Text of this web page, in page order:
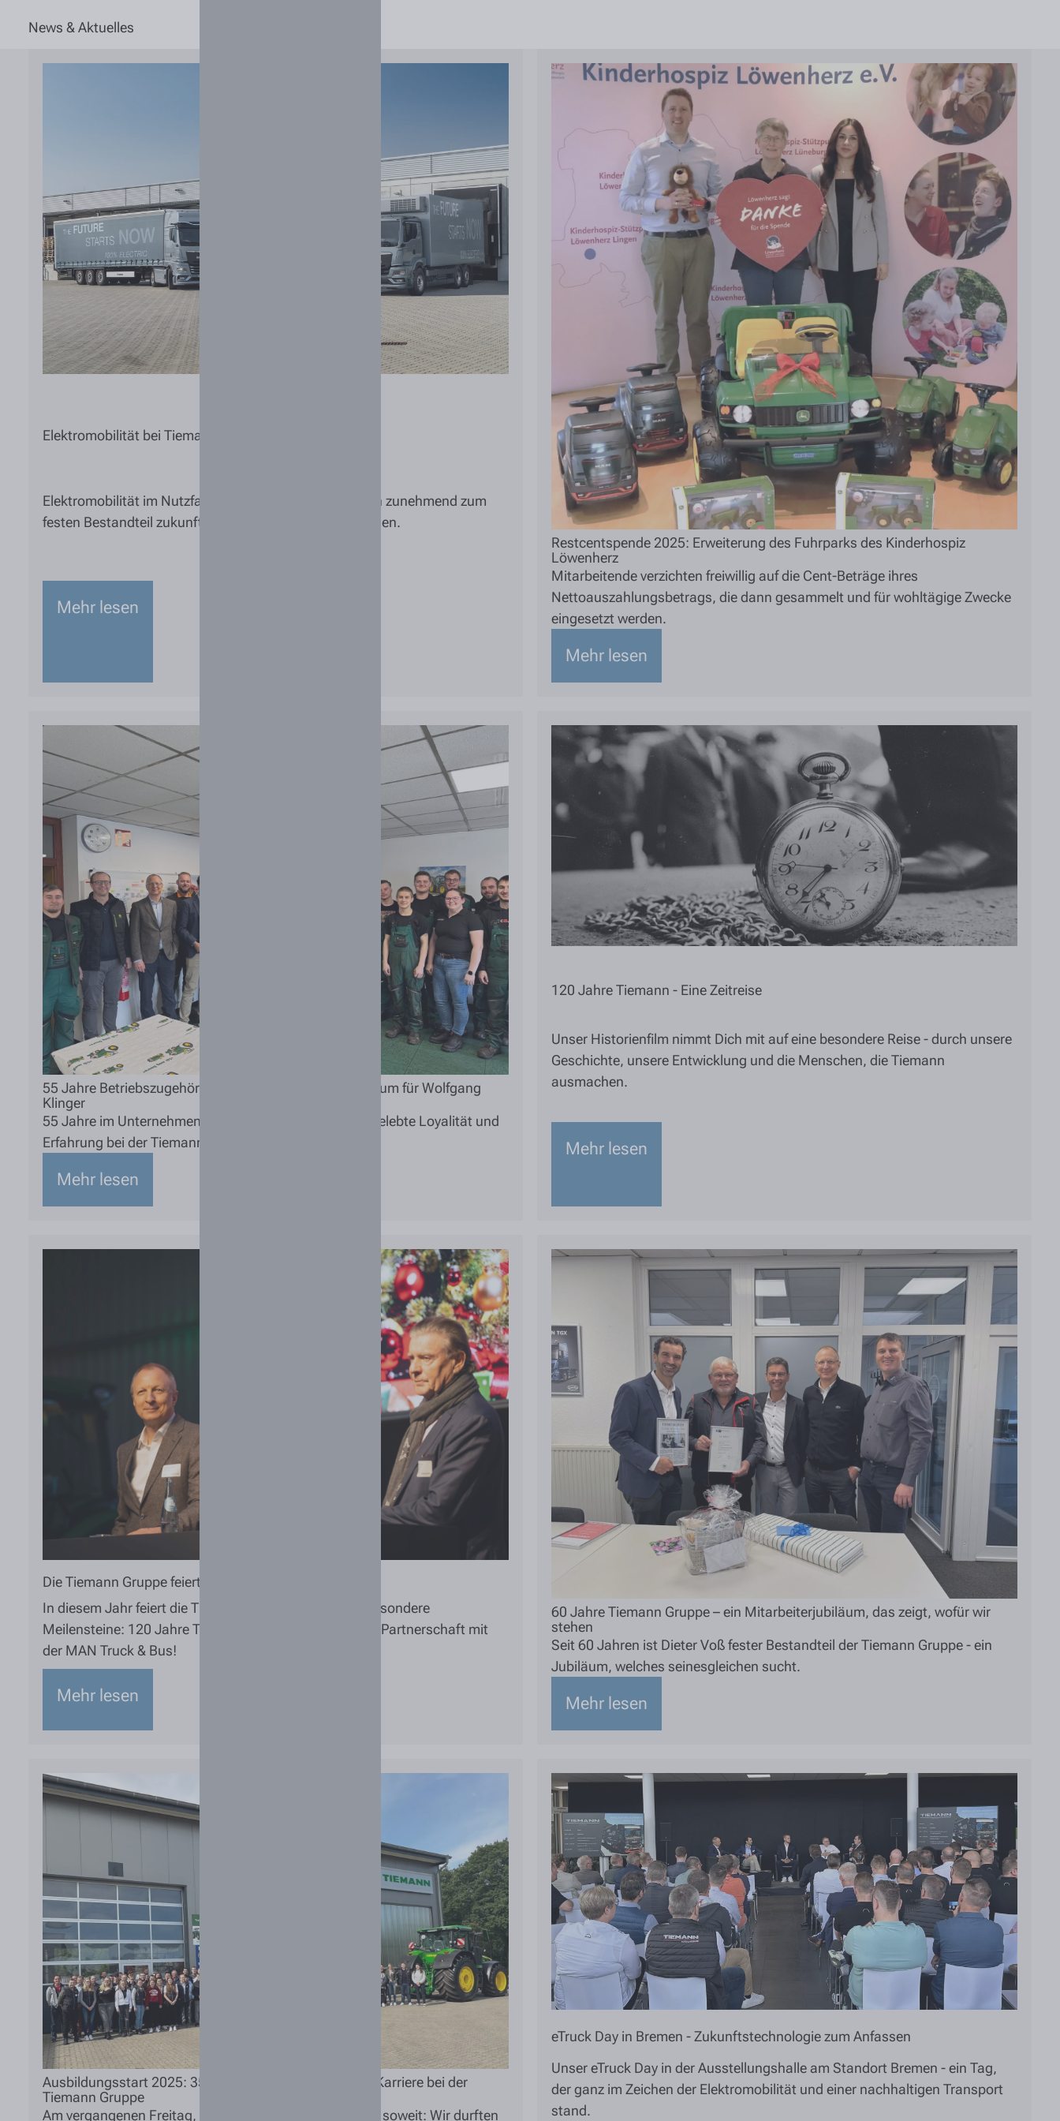
News & Aktuelles
Elektromobilität bei Tiemann & Behrens Gruppe
Elektromobilität im Nutzfahrzeugbereich entwickelt sich zunehmend zum
festen Bestandteil zukunftsorientierter Transportlösungen.
Mehr lesen
Restcentspende 2025: Erweiterung des Fuhrparks des Kinderhospiz
Löwenherz
Mitarbeitende verzichten freiwillig auf die Cent-Beträge ihres
Nettoauszahlungsbetrags, die dann gesammelt und für wohltägige Zwecke
eingesetzt werden.
Mehr lesen
55 Jahre Betriebszugehörigkeit – ein besonderes Jubiläum für Wolfgang
Klinger
55 Jahre im Unternehmen: Wolfgang Klinger steht für gelebte Loyalität und
Erfahrung bei der Tiemann Gruppe.
Mehr lesen
120 Jahre Tiemann - Eine Zeitreise
Unser Historienfilm nimmt Dich mit auf eine besondere Reise - durch unsere
Geschichte, unsere Entwicklung und die Menschen, die Tiemann
ausmachen.
Mehr lesen
Die Tiemann Gruppe feiert gleich doppeltes Jubiläum
In diesem Jahr feiert die Tiemann Gruppe gleich zwei besondere
Meilensteine: 120 Jahre Tiemann Gruppe und 90 Jahre Partnerschaft mit
der MAN Truck & Bus!
Mehr lesen
60 Jahre Tiemann Gruppe – ein Mitarbeiterjubiläum, das zeigt, wofür wir
stehen
Seit 60 Jahren ist Dieter Voß fester Bestandteil der Tiemann Gruppe - ein
Jubiläum, welches seinesgleichen sucht.
Mehr lesen
Ausbildungsstart 2025: 35 Auszubildende starten ihre Karriere bei der
Tiemann Gruppe
Am vergangenen Freitag, den 01. August war es wieder soweit: Wir durften
eTruck Day in Bremen - Zukunftstechnologie zum Anfassen
Unser eTruck Day in der Ausstellungshalle am Standort Bremen - ein Tag,
der ganz im Zeichen der Elektromobilität und einer nachhaltigen Transport
stand.